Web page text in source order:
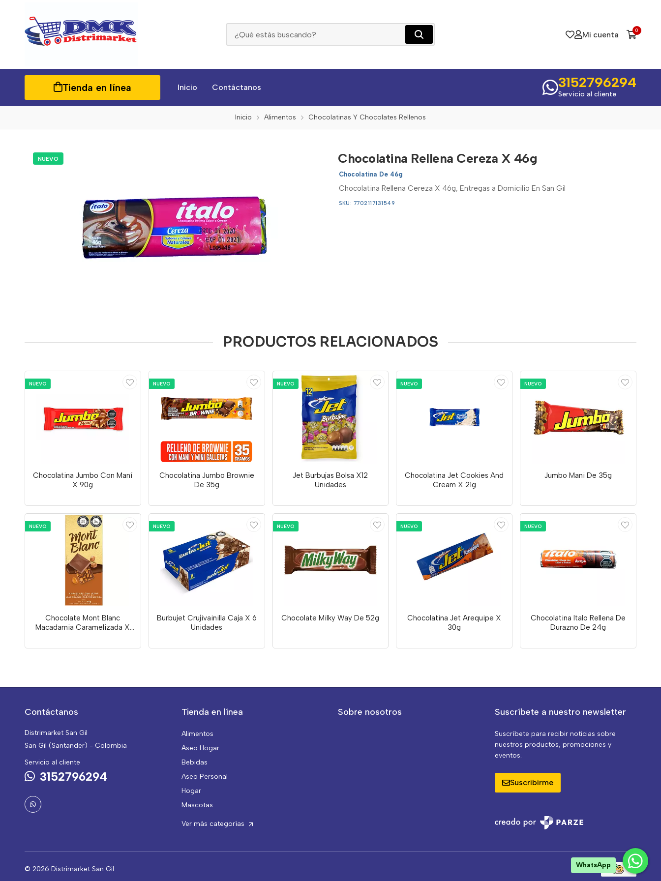
Mi cuenta 0
Tienda en línea Inicio Contáctanos 3152796294
Servicio al cliente
Inicio Alimentos Chocolatinas Y Chocolates Rellenos
NUEVO Chocolatina Rellena Cereza X 46g
Chocolatina De 46g
Chocolatina Rellena Cereza X 46g, Entregas a Domicilio En San Gil
SKU: 7702117131549
PRODUCTOS RELACIONADOS
NUEVO
Chocolatina Jumbo Con Maní
X 90g
NUEVO
Chocolatina Jumbo Brownie
De 35g
NUEVO
Jet Burbujas Bolsa X12
Unidades
NUEVO
Chocolatina Jet Cookies And
Cream X 21g
NUEVO
Jumbo Mani De 35g
NUEVO
Chocolate Mont Blanc
Macadamia Caramelizada X
NUEVO
Burbujet Crujivainilla Caja X 6
Unidades
NUEVO
Chocolate Milky Way De 52g
NUEVO
Chocolatina Jet Arequipe X
30g
NUEVO
Chocolatina Italo Rellena De
Durazno De 24g
Contáctanos
Distrimarket San Gil
San Gil (Santander) - Colombia
Servicio al cliente
3152796294
Tienda en línea
Alimentos
Aseo Hogar
Bebidas
Aseo Personal
Hogar
Mascotas
Ver más categorías
Sobre nosotros Suscríbete a nuestro newsletter
Suscríbete para recibir noticias sobre
nuestros productos, promociones y
eventos.
Suscribirme
© 2026 Distrimarket San Gil WhatsApp